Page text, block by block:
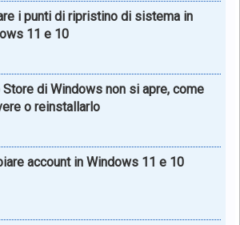
i punti di ripristino di sistema in
11 e 10
Store di Windows non si apre, come
o reinstallarlo
account in Windows 11 e 10